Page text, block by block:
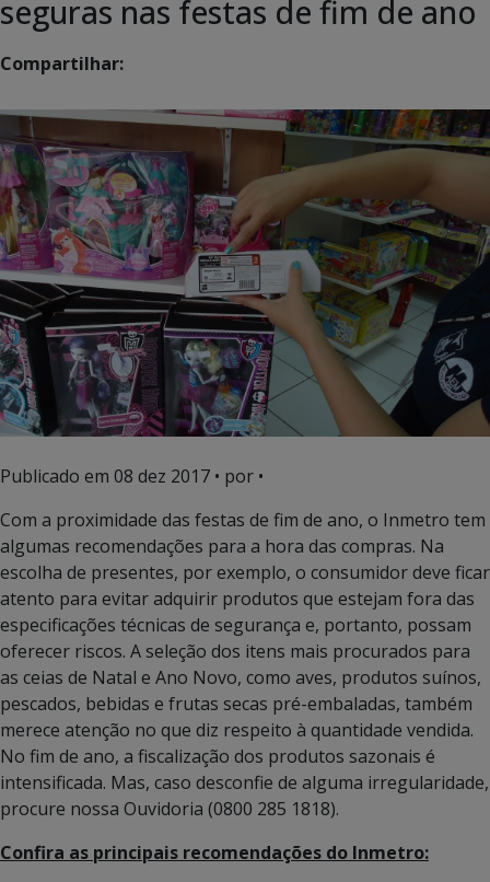
seguras nas festas de fim de ano
Compartilhar:
Publicado em 08 dez 2017 • por •
Com a proximidade das festas de fim de ano, o Inmetro tem
algumas recomendações para a hora das compras. Na
escolha de presentes, por exemplo, o consumidor deve ficar
atento para evitar adquirir produtos que estejam fora das
especificações técnicas de segurança e, portanto, possam
oferecer riscos. A seleção dos itens mais procurados para
as ceias de Natal e Ano Novo, como aves, produtos suínos,
pescados, bebidas e frutas secas pré-embaladas, também
merece atenção no que diz respeito à quantidade vendida.
No fim de ano, a fiscalização dos produtos sazonais é
intensificada. Mas, caso desconfie de alguma irregularidade,
procure nossa Ouvidoria (0800 285 1818).
Confira as principais recomendações do Inmetro: